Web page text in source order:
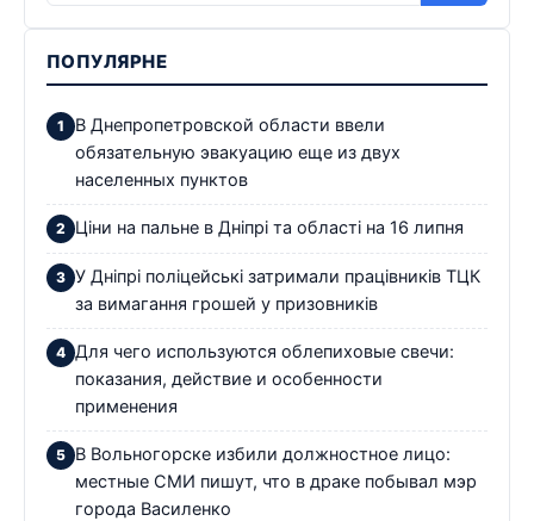
ПОПУЛЯРНЕ
В Днепропетровской области ввели
обязательную эвакуацию еще из двух
населенных пунктов
Ціни на пальне в Дніпрі та області на 16 липня
У Дніпрі поліцейські затримали працівників ТЦК
за вимагання грошей у призовників
Для чего используются облепиховые свечи:
показания, действие и особенности
применения
В Вольногорске избили должностное лицо:
местные СМИ пишут, что в драке побывал мэр
города Василенко